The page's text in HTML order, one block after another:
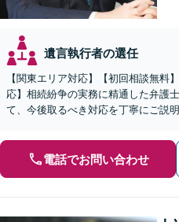
遺言執行者の選任
【関東エリア対応】【初回相談無料
応】相続紛争の実務に精通した弁護
て、今後取るべき対応を丁寧にご説
電話でお問い合わせ